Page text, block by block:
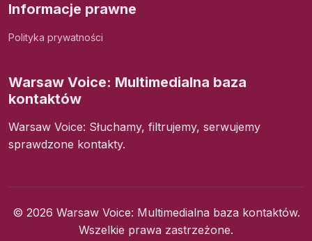
Informacje prawne
Polityka prywatności
Warsaw Voice: Multimedialna baza
kontaktów
Warsaw Voice: Słuchamy, filtrujemy, serwujemy
sprawdzone kontakty.
© 2026 Warsaw Voice: Multimedialna baza kontaktów.
Wszelkie prawa zastrzeżone.